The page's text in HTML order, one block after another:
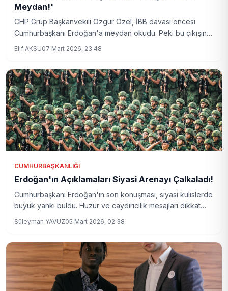
Meydan!'
CHP Grup Başkanvekili Özgür Özel, İBB davası öncesi
Cumhurbaşkanı Erdoğan'a meydan okudu. Peki bu çıkışın
Elif AKSU07 Mart 2026, 23:48
CUMHURBAŞKANLIĞI
Erdoğan'ın Açıklamaları Siyasi Arenayı Çalkaladı!
Cumhurbaşkanı Erdoğan'ın son konuşması, siyasi kulislerde
büyük yankı buldu. Huzur ve caydırıcılık mesajları dikkat
Süleyman YAVUZ05 Mart 2026, 02:38